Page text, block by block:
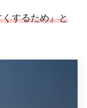
するため』と